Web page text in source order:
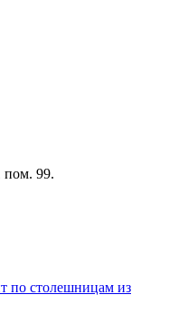
пом. 99.
по столешницам из